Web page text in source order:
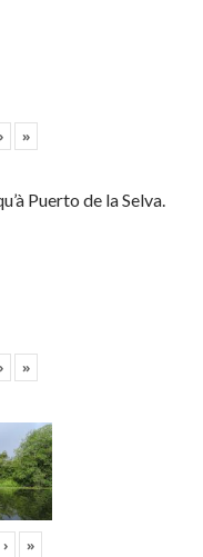
› »
Puerto de la Selva.
› »
› »